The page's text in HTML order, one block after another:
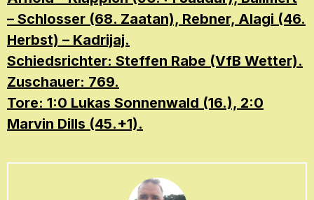
– Schlosser (68. Zaatan), Rebner, Alagi (46.
Herbst) – Kadrijaj.
Schiedsrichter: Steffen Rabe (VfB Wetter).
Zuschauer: 769.
Tore: 1:0 Lukas Sonnenwald (16.), 2:0
Marvin Dills (45.+1).